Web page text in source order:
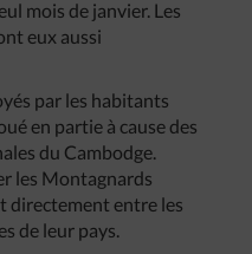
mois de janvier. Les
eux aussi
par les habitants
en partie à cause des
du Cambodge.
les Montagnards
directement entre les
de leur pays.